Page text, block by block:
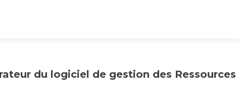
du logiciel de gestion des Ressources